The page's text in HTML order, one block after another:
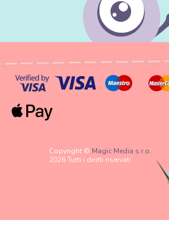
Copyright © Magic Media s.r.o.
2026 Tutti i diritti riservati